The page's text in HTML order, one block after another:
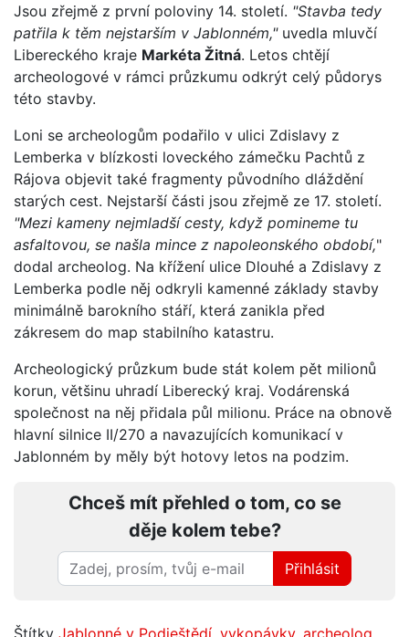
Jsou zřejmě z první poloviny 14. století. "Stavba tedy
patřila k těm nejstarším v Jablonném," uvedla mluvčí
Libereckého kraje Markéta Žitná. Letos chtějí
archeologové v rámci průzkumu odkrýt celý půdorys
této stavby.
Loni se archeologům podařilo v ulici Zdislavy z
Lemberka v blízkosti loveckého zámečku Pachtů z
Rájova objevit také fragmenty původního dláždění
starých cest. Nejstarší části jsou zřejmě ze 17. století.
"Mezi kameny nejmladší cesty, když pomineme tu
asfaltovou, se našla mince z napoleonského období,"
dodal archeolog. Na křížení ulice Dlouhé a Zdislavy z
Lemberka podle něj odkryli kamenné základy stavby
minimálně barokního stáří, která zanikla před
zákresem do map stabilního katastru.
Archeologický průzkum bude stát kolem pět milionů
korun, většinu uhradí Liberecký kraj. Vodárenská
společnost na něj přidala půl milionu. Práce na obnově
hlavní silnice II/270 a navazujících komunikací v
Jablonném by měly být hotovy letos na podzim.
Chceš mít přehled o tom, co se
děje kolem tebe?
Přihlásit
Štítky Jablonné v Podještědí vykopávky, archeolog